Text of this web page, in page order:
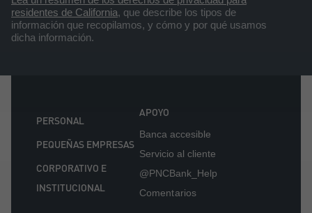
residentes de California, que describe los tipos de
información que recopilamos, y cómo y por qué usamos
dicha información.
PERSONAL
PEQUEÑAS EMPRESAS
CORPORATIVO E
INSTITUCIONAL
APOYO
Banca accesible
Servicio al cliente
@PNCBank_Help
Comentarios